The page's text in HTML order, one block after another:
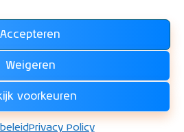
Accepteren
Weigeren
voorkeuren
Privacy Policy
van de KLM Aeroclub
WORD LID !!!
Alle rechten voorbehouden.